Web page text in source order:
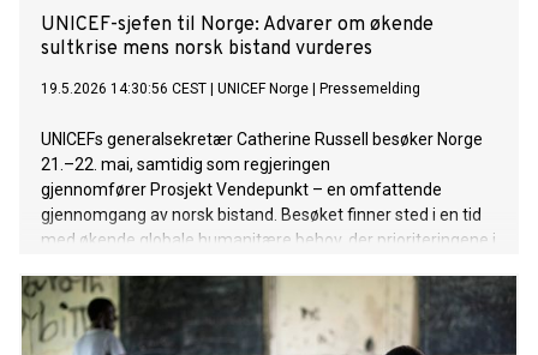
UNICEF-sjefen til Norge: Advarer om økende
sultkrise mens norsk bistand vurderes
19.5.2026 14:30:56 CEST UNICEF Norge Pressemelding
UNICEFs generalsekretær Catherine Russell besøker Norge
21.–22. mai, samtidig som regjeringen
gjennomfører Prosjekt Vendepunkt – en omfattende
gjennomgang av norsk bistand. Besøket finner sted i en tid
med økende globale humanitære behov, der prioriteringene i
i noen av verdens mest utsatte områder.